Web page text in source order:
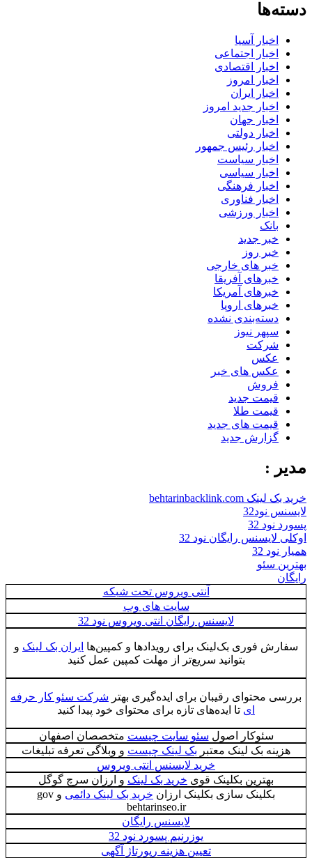
دسته‌ها
اخبار آسیا
اخبار اجتماعی
اخبار اقتصادی
اخبار امروز
اخبار ایران
اخبار جدید امروز
اخبار جهان
اخبار دولتی
اخبار رئیس جمهور
اخبار سیاست
اخبار سیاسی
اخبار فرهنگی
اخبار فناوری
اخبار ورزشی
بانک
خبر جدید
خبر روز
خبر های خارجی
خبرهای آفریقا
خبرهای آمریکا
خبرهای اروپا
دسته‌بندی نشده
سپهر نیوز
شرکت
عکس
عکس های خبر
فروش
قیمت جدید
قیمت طلا
قیمت های جدید
گزارش جدید
مدیر :
خرید بک لینک behtarinbacklink.com
لایسنس نود32
پسورد نود 32
اوکلی لایسنس رایگان نود 32
همیار نود 32
بهترین سئو
رایگان
آنتی ویروس تحت شبکه
سایت های وب
لایسنس رایگان انتی ویروس نود 32
سفارش فوری بک‌لینک برای رویدادها و کمپین‌ها ایران بک لینک و
بتوانید سریع‌تر از مهلت کمپین عمل کنید
بررسی محتوای رقیبان برای ایده‌گیری بهتر شرکت سئو کار حرفه
ای تا ایده‌های تازه برای محتوای خود پیدا کنید
سئوکار اصول سئو سایت چیست متخصصان اصفهان
هزینه بک لینک معتبر بک لینک چیست و وبلاگی تعرفه تبلیغات
خرید لایسنس انتی ویروس
بهترین بکلینک قوی خرید بک لینک و ارزان سرچ گوگل
بکلینک سازی بکلینک ارزان خرید بک لینک دائمی
و gov
behtarinseo.ir
لایسنس رایگان
یوزرنیم پسورد نود 32
تعیین هزینه رپورتاژ آگهی